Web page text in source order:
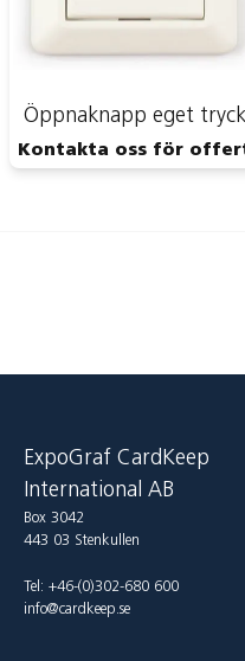
Ja, ni får
Öppnaknapp eget tryck
Kontakta oss för
ExpoGraf CardKeep
International AB
Box 3042
443 03 Stenkullen
Tel: +46-(0)302-680 600
info@cardkeep.se